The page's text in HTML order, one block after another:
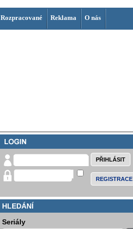
Rozpracované Reklama O nás
REGISTRACE
HLEDÁNÍ
Seriály